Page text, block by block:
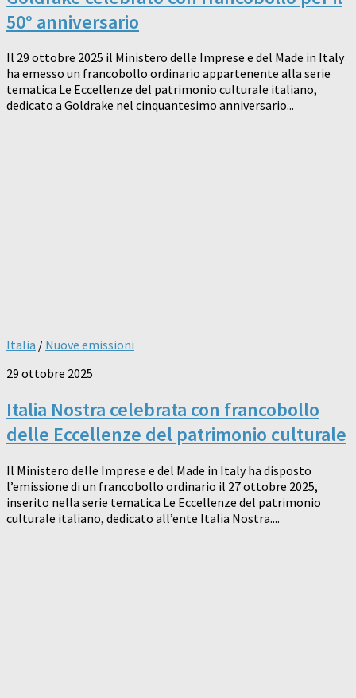
50° anniversario
Il 29 ottobre 2025 il Ministero delle Imprese e del Made in Italy
ha emesso un francobollo ordinario appartenente alla serie
tematica Le Eccellenze del patrimonio culturale italiano,
dedicato a Goldrake nel cinquantesimo anniversario...
Italia / Nuove emissioni
29 ottobre 2025
Italia Nostra celebrata con francobollo
delle Eccellenze del patrimonio culturale
Il Ministero delle Imprese e del Made in Italy ha disposto
l’emissione di un francobollo ordinario il 27 ottobre 2025,
inserito nella serie tematica Le Eccellenze del patrimonio
culturale italiano, dedicato all’ente Italia Nostra....